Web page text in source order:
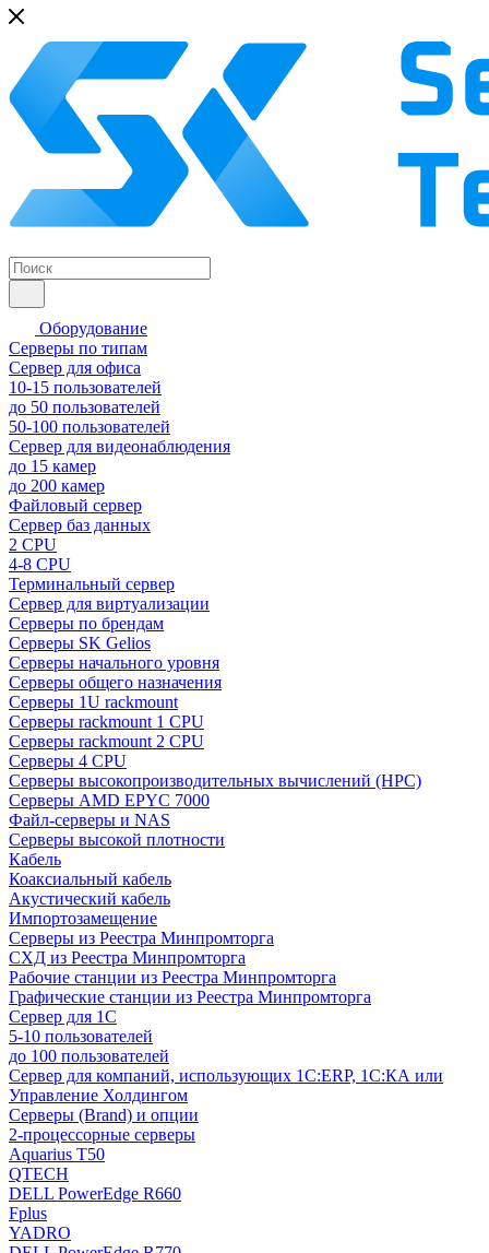
Оборудование
Серверы по типам
Сервер для офиса
10-15 пользователей
до 50 пользователей
50-100 пользователей
Сервер для видеонаблюдения
до 15 камер
до 200 камер
Файловый сервер
Сервер баз данных
2 CPU
4-8 CPU
Терминальный сервер
Сервер для виртуализации
Серверы по брендам
Серверы SK Gelios
Серверы начального уровня
Серверы общего назначения
Серверы 1U rackmount
Серверы rackmount 1 CPU
Серверы rackmount 2 CPU
Серверы 4 CPU
Серверы высокопроизводительных вычислений (HPC)
Серверы AMD EPYC 7000
Файл-серверы и NAS
Серверы высокой плотности
Кабель
Коаксиальный кабель
Акустический кабель
Импортозамещение
Серверы из Реестра Минпромторга
СХД из Реестра Минпромторга
Рабочие станции из Реестра Минпромторга
Графические станции из Реестра Минпромторга
Сервер для 1С
5-10 пользователей
до 100 пользователей
Сервер для компаний, использующих 1C:ERP, 1С:КА или
Управление Холдингом
Серверы (Brand) и опции
2-процессорные серверы
Aquarius T50
QTECH
DELL PowerEdge R660
Fplus
YADRO